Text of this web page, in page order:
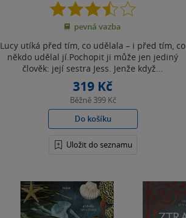
3.5
z
5
pevná vazba
Lucy utíká před tím, co udělala – i před tím, co
někdo udělal jí.Pochopit ji může jen jediný
člověk: její sestra Jess. Jenže když...
319 Kč
Běžně 399 Kč
Do košíku
Uložit do seznamu